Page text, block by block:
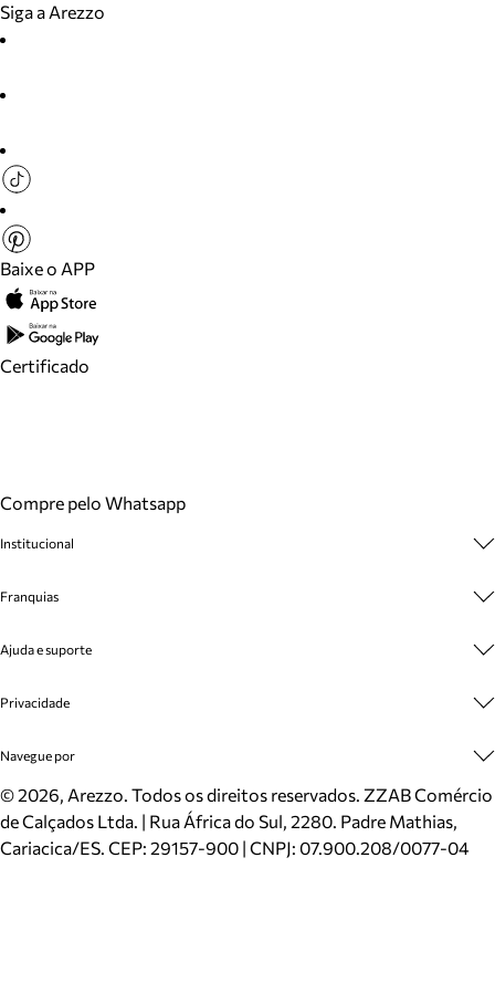
Siga a Arezzo
Baixe o APP
Certificado
Compre pelo Whatsapp
Institucional
Cashback
Venda Corporativa
Mapa do Site
Inverno
Mundo Arezzo
Franquias
Plano de Negócio
Ajuda e suporte
Cadastro
Meus Pedidos
Trocas e Devoluções
Cartão Presente
Localizador de lojas
Privacidade
Politica e Privacidade
Navegue por
Sapatos
Bolsas
Scarpins
©2026, Arezzo. Todos os direitos reservados. ZZAB Comércio
de Calçados Ltda. | Rua África do Sul, 2280. Padre Mathias,
Cariacica/ES. CEP: 29157-900 | CNPJ: 07.900.208/0077-04